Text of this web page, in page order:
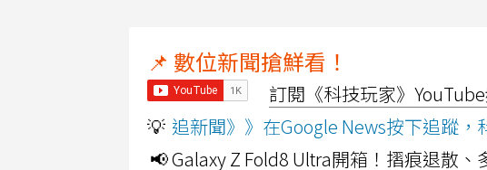
📌 數位新聞搶鮮看！
訂閱《科技玩家》YouTube
💡 追新聞》》在Google News按下追蹤，
📢 Galaxy Z Fold8 Ultra開箱！摺痕退散